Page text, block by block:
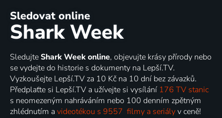
Sledovat online
Shark Week
SledujteShark Week online, objevujte krásy přírody nebo
se vydejte do historie s dokumenty na Lepší.TV.
Vyzkoušejte Lepší.TV za 10 Kč na 10 dní bez závazků.
Předplaťte si Lepší.TV a užívejte si vysílání 176 TV stanic
s neomezeným nahráváním nebo 100 denním zpětným
zhlédnutím a videotékou s 9557 filmy a seriályv ceně!